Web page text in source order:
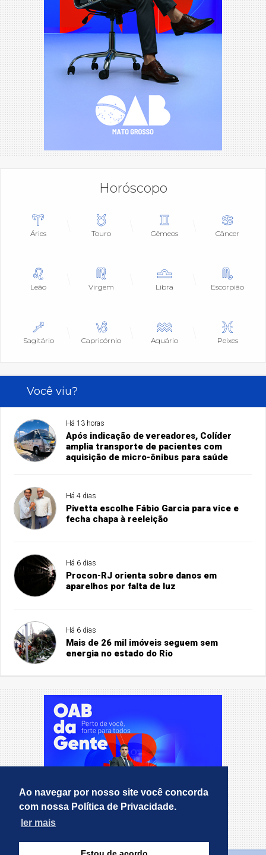
Ao navegar por nosso site você concorda
com nossa Política de Privacidade.
ler mais
Horóscopo
Áries Touro Gêmeos Câncer
Leão Virgem Libra Escorpião
Sagitário Capricórnio Aquário Peixes
Você viu?
Há 13 horas
Após indicação de vereadores, Colíder
amplia transporte de pacientes com
aquisição de micro-ônibus para saúde
Há 4 dias
Pivetta escolhe Fábio Garcia para vice e
fecha chapa à reeleição
Há 6 dias
Procon-RJ orienta sobre danos em
aparelhos por falta de luz
Há 6 dias
Mais de 26 mil imóveis seguem sem
energia no estado do Rio